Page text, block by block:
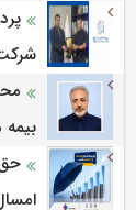
امسال از